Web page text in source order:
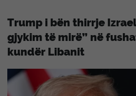
Trump i bën thirrje
gjykim të mirë” në
kundër Libanit